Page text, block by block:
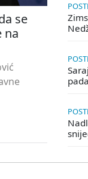
se
na